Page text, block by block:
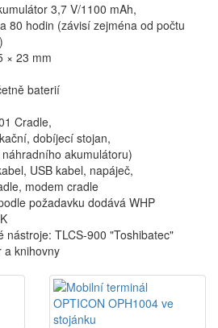
3,7 V/1100 mAh,
80 hodin (závisí zejména od počtu
× 23 mm
baterií
Cradle,
dobíjecí stojan,
akumulátoru)
USB kabel, napáječ,
modem cradle
požadavku dodává WHP
nástroje: TLCS-900 "Toshibatec"
a knihovny